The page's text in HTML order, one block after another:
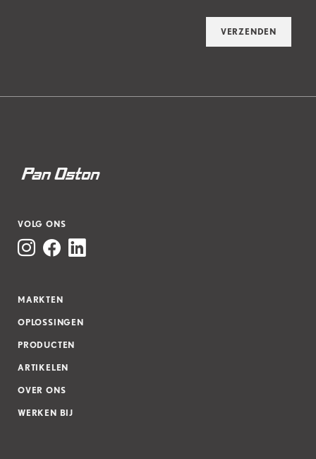
VERZENDEN
VOLG ONS
MARKTEN
OPLOSSINGEN
PRODUCTEN
ARTIKELEN
OVER ONS
WERKEN BIJ